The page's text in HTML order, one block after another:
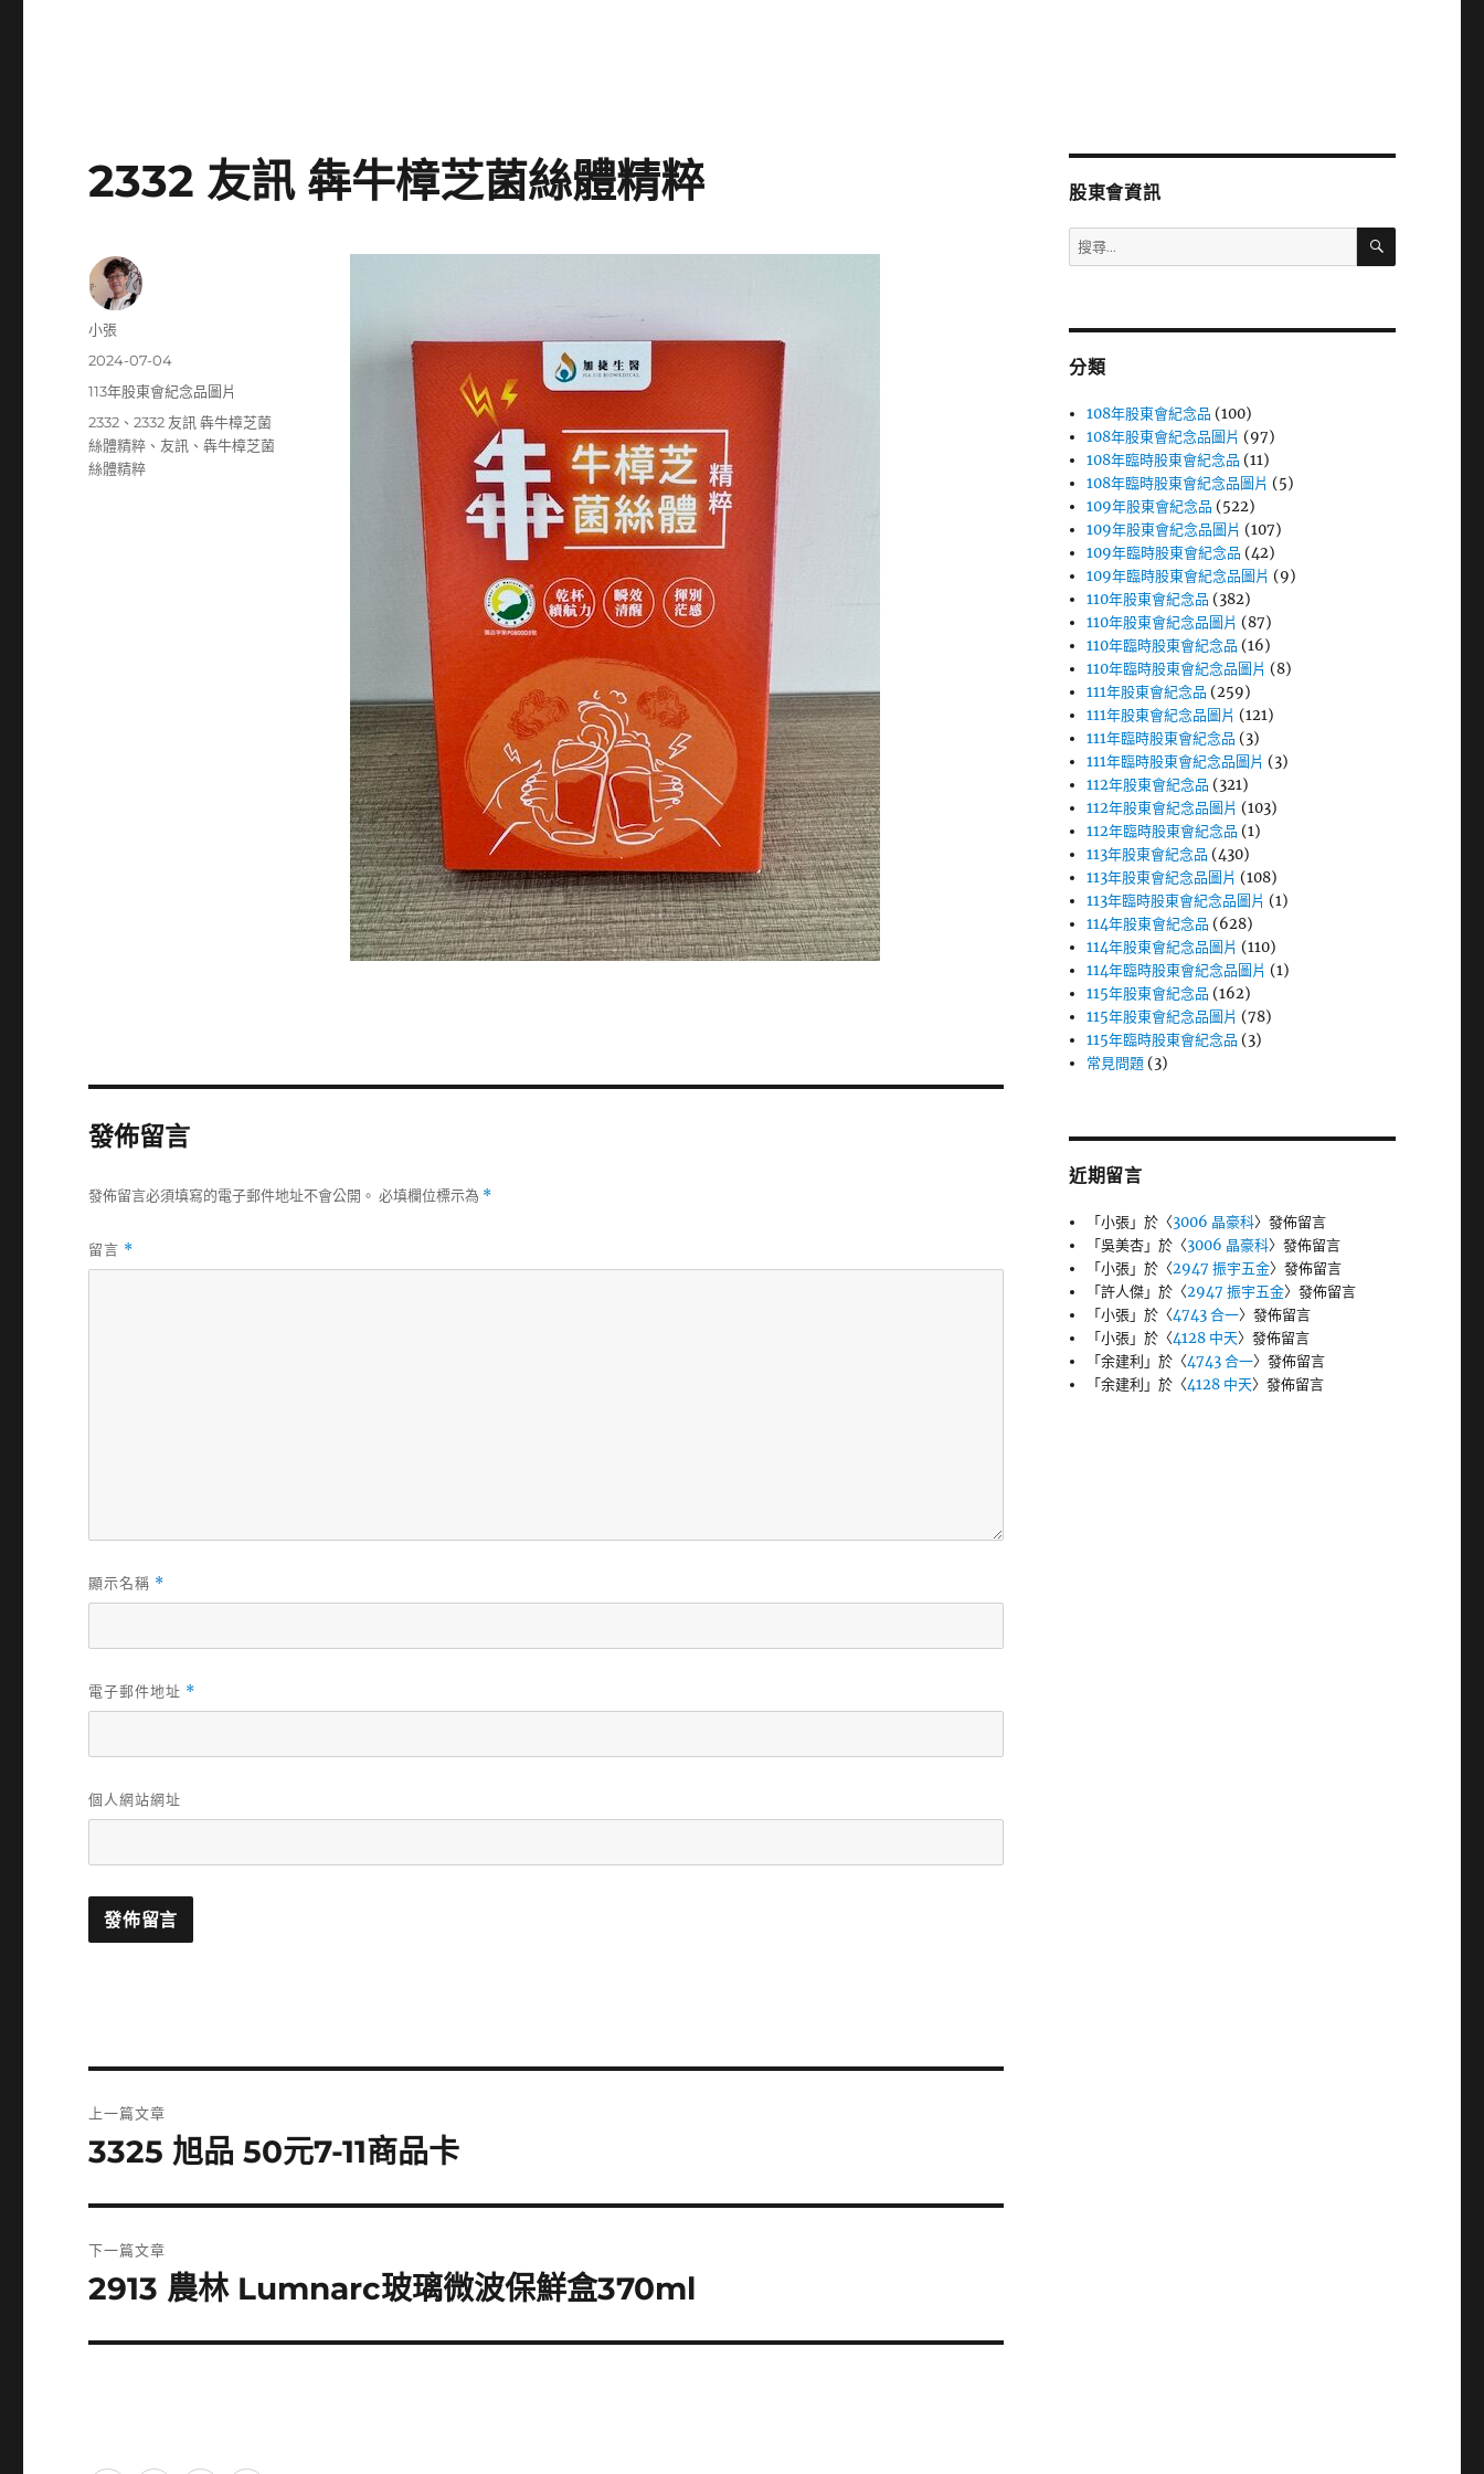
2332 友訊 犇牛樟芝菌絲體精粹
作
小張
發
期:
2024-07-04
分
113年股東會紀念品圖片
標
籤
2332 、2332 友訊 犇牛樟芝菌
絲體精粹 、 友訊 、犇牛樟芝菌
絲體精粹
發佈留言
發佈留言必須填寫的電子郵件地址不會公開。 必填欄位標示為 *
留言 *
顯示名稱 *
電子郵件地址 *
個人網站網址
章
上一篇文章
上
篇
文
3325 旭品 50元7-11商品卡
下一篇文章
下
篇
2913 農林 Lumnarc玻璃微波保鮮盒370ml
股東會資訊
搜
尋
字:
搜
分類
108年股東會紀念品 (100)
108年股東會紀念品圖片 (97)
108年臨時股東會紀念品 (11)
108年臨時股東會紀念品圖片 (5)
109年股東會紀念品 (522)
109年股東會紀念品圖片 (107)
109年臨時股東會紀念品 (42)
109年臨時股東會紀念品圖片 (9)
110年股東會紀念品 (382)
110年股東會紀念品圖片 (87)
110年臨時股東會紀念品 (16)
110年臨時股東會紀念品圖片 (8)
111年股東會紀念品 (259)
111年股東會紀念品圖片 (121)
111年臨時股東會紀念品 (3)
111年臨時股東會紀念品圖片 (3)
112年股東會紀念品 (321)
112年股東會紀念品圖片 (103)
112年臨時股東會紀念品 (1)
113年股東會紀念品 (430)
113年股東會紀念品圖片 (108)
113年臨時股東會紀念品圖片 (1)
114年股東會紀念品 (628)
114年股東會紀念品圖片 (110)
114年臨時股東會紀念品圖片 (1)
115年股東會紀念品 (162)
115年股東會紀念品圖片 (78)
115年臨時股東會紀念品 (3)
常見問題 (3)
近期留言
「小張」於〈3006 晶豪科〉發佈留言
「吳美杏」於〈3006 晶豪科〉發佈留言
「小張」於〈2947 振宇五金〉發佈留言
「許人傑」於〈2947 振宇五金〉發佈留言
「小張」於〈4743 合一〉發佈留言
「小張」於〈4128 中天〉發佈留言
「余建利 」於〈4743 合一〉發佈留言
「余建利 」於〈4128 中天〉發佈留言